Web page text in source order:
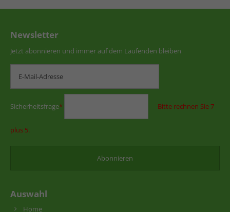
Newsletter
Jetzt abonnieren und immer auf dem Laufenden bleiben
Sicherheitsfrage* Bitte rechnen Sie 7
plus 5.
Auswahl
Home